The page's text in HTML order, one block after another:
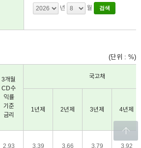
년 월
(단위 : %)
3개월
CD수
익률
기준
금리
국고채
1년제 2년제 3년제 4년제
2.93 3.39 3.66 3.79 3.92